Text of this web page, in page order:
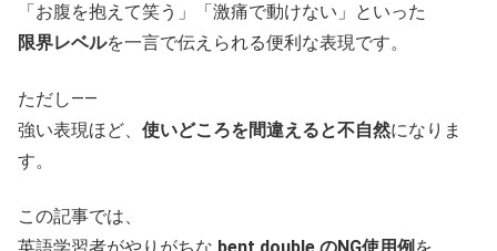
「お腹を抱えて笑う」「激痛で動けない」といった
限界レベルを一言で伝えられる便利な表現です。
ただし――
強い表現ほど、 使いどころを間違えると不自然になりま
す。
この記事では、